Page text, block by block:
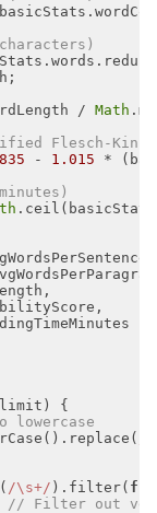
/ Math
Flesch-
- 1.015 *
)
lowercase
/\s+/ ).filter(
// Filter out